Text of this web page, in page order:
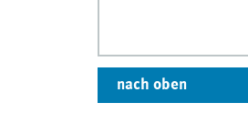
nach oben